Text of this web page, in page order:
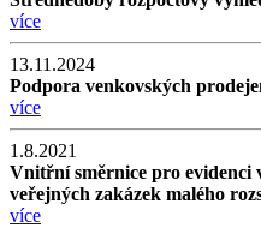
více
13.11.2024
Podpora venkovských
více
1.8.2021
Vnitřní směrnice pro evidenci
veřejných zakázek malého
více